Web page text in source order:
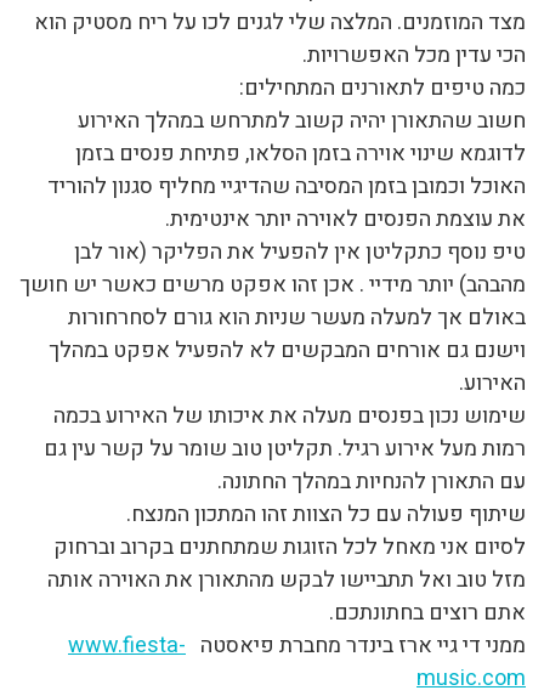
מצד המוזמנים. המלצה שלי לגנים לכו על ריח מסטיק הוא
הכי עדין מכל האפשרויות.
כמה טיפים לתאורנים המתחילים:
חשוב שהתאורן יהיה קשוב למתרחש במהלך האירוע
לדוגמא שינוי אוירה בזמן הסלאו, פתיחת פנסים בזמן
האוכל וכמובן בזמן המסיבה שהדיגיי מחליף סגנון להוריד
את עוצמת הפנסים לאוירה יותר אינטימית.
טיפ נוסף כתקליטן אין להפעיל את הפליקר (אור לבן
מהבהב) יותר מידיי . אכן זהו אפקט מרשים כאשר יש חושך
באולם אך למעלה מעשר שניות הוא גורם לסחרחורות
וישנם גם אורחים המבקשים לא להפעיל אפקט במהלך
האירוע.
שימוש נכון בפנסים מעלה את איכותו של האירוע בכמה
רמות מעל אירוע רגיל. תקליטן טוב שומר על קשר עין גם
עם התאורן להנחיות במהלך החתונה.
שיתוף פעולה עם כל הצוות זהו המתכון המנצח.
לסיום אני מאחל לכל הזוגות שמתחתנים בקרוב וברחוק
מזל טוב ואל תתביישו לבקש מהתאורן את האוירה אותה
אתם רוצים בחתונתכם.
ממני די גיי ארז בינדר מחברת פיאסטה www.fiesta-
music.com